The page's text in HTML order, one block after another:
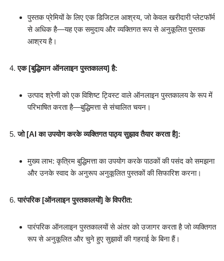
पुस्तक प्रेमियों के लिए एक डिजिटल आश्रय, जो केवल खरीदारी प्लेटफॉर्म
से अधिक है—यह एक समुदाय और व्यक्तिगत रूप से अनुकूलित पुस्तक
आश्रय है।
एक [बुद्धिमान ऑनलाइन पुस्तकालय] है:
उत्पाद श्रेणी को एक विशिष्ट ट्विस्ट वाले ऑनलाइन पुस्तकालय के रूप में
परिभाषित करता है—बुद्धिमत्ता से संचालित चयन।
जो [AI का उपयोग करके व्यक्तिगत पाठ्य सुझाव तैयार करता है]:
मुख्य लाभ: कृत्रिम बुद्धिमत्ता का उपयोग करके पाठकों की पसंद को समझना
और उनके स्वाद के अनुरूप अनुकूलित पुस्तकों की सिफारिश करना।
पारंपरिक [ऑनलाइन पुस्तकालयों] के विपरीत:
पारंपरिक ऑनलाइन पुस्तकालयों से अंतर को उजागर करता है जो व्यक्तिगत
रूप से अनुकूलित और चुने हुए सुझावों की गहराई के बिना हैं।